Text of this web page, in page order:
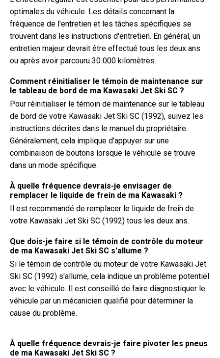
optimales du véhicule. Les détails concernant la
fréquence de l'entretien et les tâches spécifiques se
trouvent dans les instructions d'entretien. En général, un
entretien majeur devrait être effectué tous les deux ans
ou après avoir parcouru 30 000 kilomètres.
Comment réinitialiser le témoin de maintenance sur
le tableau de bord de ma Kawasaki Jet Ski SC ?
Pour réinitialiser le témoin de maintenance sur le tableau
de bord de votre Kawasaki Jet Ski SC (1992), suivez les
instructions décrites dans le manuel du propriétaire.
Généralement, cela implique d'appuyer sur une
combinaison de boutons lorsque le véhicule se trouve
dans un mode spécifique.
À quelle fréquence devrais-je envisager de
remplacer le liquide de frein de ma Kawasaki ?
Il est recommandé de remplacer le liquide de frein de
votre Kawasaki Jet Ski SC (1992) tous les deux ans.
Que dois-je faire si le témoin de contrôle du moteur
de ma Kawasaki Jet Ski SC s'allume ?
Si le témoin de contrôle du moteur de votre Kawasaki Jet
Ski SC (1992) s'allume, cela indique un problème potentiel
avec le véhicule. Il est conseillé de faire diagnostiquer le
véhicule par un mécanicien qualifié pour déterminer la
cause du problème.
À quelle fréquence devrais-je faire pivoter les pneus
de ma Kawasaki Jet Ski SC ?